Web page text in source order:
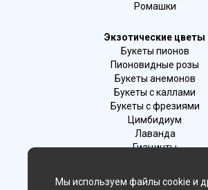
Ромашки
Экзотические цветы
Букеты пионов
Пионовидные розы
Букеты анемонов
Букеты с каллами
Букеты с фрезиями
Цимбидиум
Лаванда
Гиацинты
Мы в соц. сетях:
Мы используем файлы cookie и